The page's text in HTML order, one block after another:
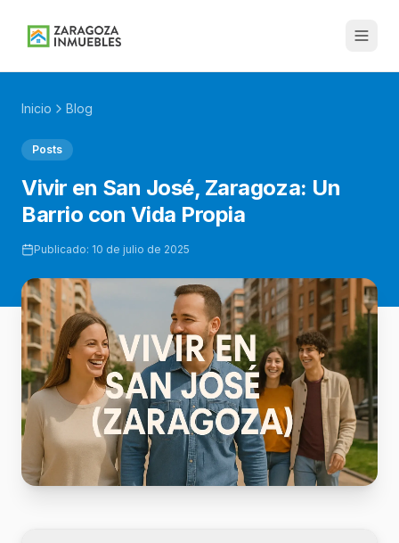
Inicio Blog
Posts
Vivir en San José, Zaragoza: Un
Barrio con Vida Propia
Publicado: 10 de julio de 2025